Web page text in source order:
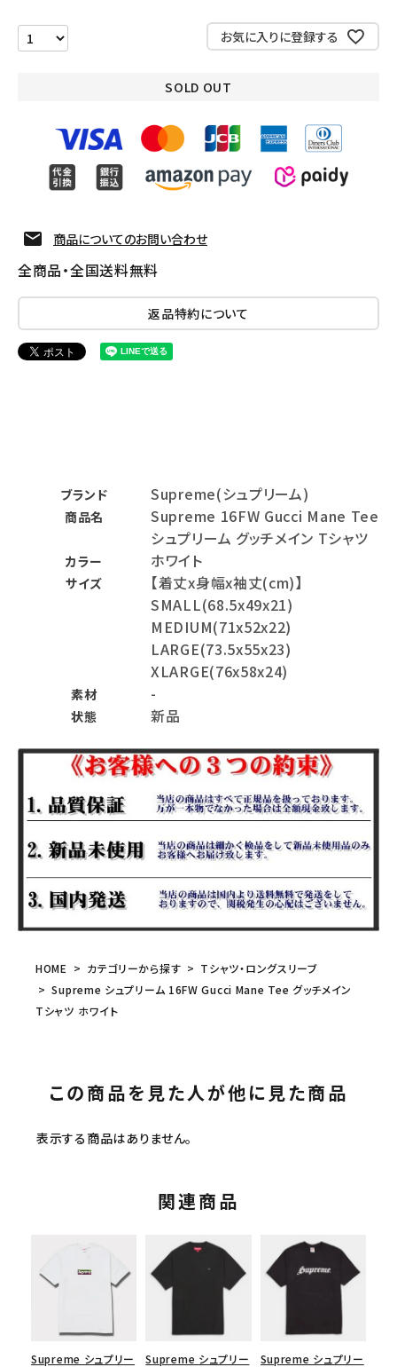
meeting_room ログイン 会員登録
お気に入りに登録する
SOLD OUT
商品についてのお問い合わせ
全商品・全国送料無料
返品特約について
ブランド Supreme(シュプリーム)
商品名
Supreme 16FW Gucci Mane Tee
シュプリーム グッチメイン Tシャツ
カラー ホワイト
サイズ
【着丈x身幅x袖丈(cm)】
SMALL(68.5x49x21)
MEDIUM(71x52x22)
LARGE(73.5x55x23)
XLARGE(76x58x24)
素材 -
状態 新品
HOME カテゴリーから探す
Tシャツ・ロングスリーブ
Supreme シュプリーム 16FW Gucci Mane Tee グッチメイン
Tシャツ ホワイト
この商品を見た人が他に見た商品
表示する商品はありません。
関連商品
Supreme シュプリー Supreme シュプリー Supreme シュプリー